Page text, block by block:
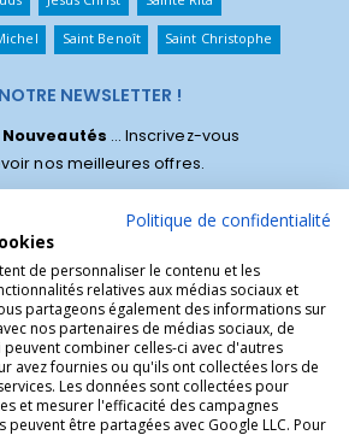
Saint Benoît Saint Christophe
NEWSLETTER !
... Inscrivez-vous
nos meilleures offres.
© | La boutique religieuse chrétienne de
Politique de confidentialité
de personnaliser le contenu et les
relatives aux médias sociaux et
partageons également des informations sur
nos partenaires de médias sociaux, de
combiner celles-ci avec d'autres
avez fournies ou qu'ils ont collectées lors de
Les données sont collectées pour
et mesurer l'efficacité des campagnes
peuvent être partagées avec Google LLC. Pour